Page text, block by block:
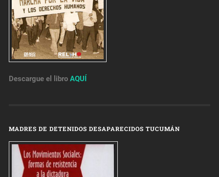
Descargue el libro AQUÍ
MADRES DE DETENIDOS DESAPARECIDOS TUCUMÁN